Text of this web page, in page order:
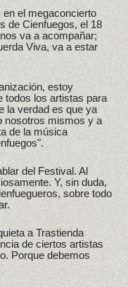
el megaconcierto
de Cienfuegos, el 18
va a acompañar;
Viva, va a estar
estoy
todos los artistas para
la verdad es que ya
nosotros mismos y a
de la música
del Festival. Al
Y, sin duda,
sobre todo
a Trastienda
de ciertos artistas
Porque debemos